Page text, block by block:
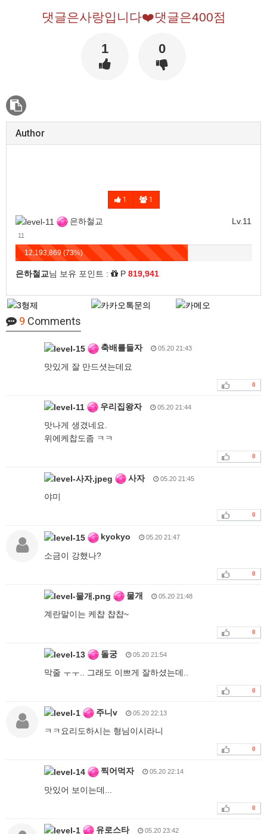
댓글은사랑입니다❤️댓글은400점
1 0
Author
1 1
Lv.11
은하철교
11
12,193,869 (73%)
은하철교님 보유 포인트 : P 819,941
9 Comments
축배를들자 05.20 21:43
맛있게 잘 만드셧는데요
0
우리집왕자 05.20 21:44
맛나게 생겼네요.
위에케찹도좀 ㅋㅋ
0
사자 05.20 21:45
야미
0
kyokyo 05.20 21:47
소금이 강했나?
0
물개 05.20 21:48
계란말이는 케챱 챱챱~
0
돌궁 05.20 21:54
막줄 ㅜㅜ.. 그래도 이쁘게 잘하셨는데..
0
주니v 05.20 22:13
ㅋㅋ요리도하시는 형님이시라니
0
찍어먹자 05.20 22:14
맛있어 보이는데...
0
유로스타 05.20 23:42